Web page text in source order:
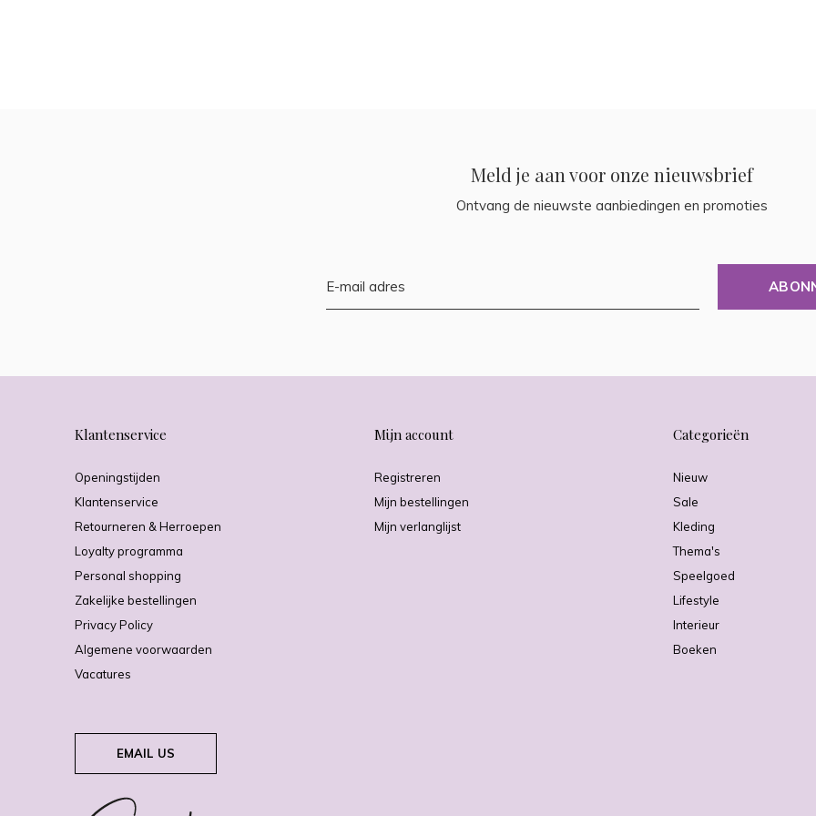
Meld je aan voor onze nieuwsbrief
Ontvang de nieuwste aanbiedingen en promoties
Klantenservice
Openingstijden
Klantenservice
Retourneren & Herroepen
Loyalty programma
Personal shopping
Zakelijke bestellingen
Privacy Policy
Algemene voorwaarden
Vacatures
Mijn account
Registreren
Mijn bestellingen
Mijn verlanglijst
Categorieën
Nieuw
Sale
Kleding
Thema's
Speelgoed
Lifestyle
Interieur
Boeken
EMAIL US